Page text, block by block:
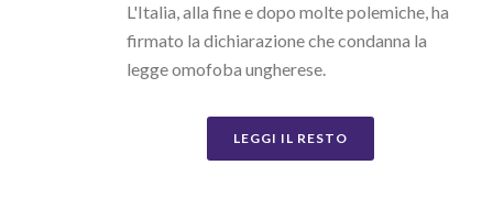
L'Italia, alla fine e dopo molte polemiche, ha
firmato la dichiarazione che condanna la
legge omofoba ungherese.
LEGGI IL RESTO